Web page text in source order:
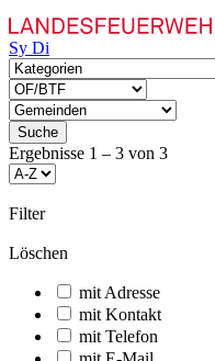
Sy Di
Suche
Ergebnisse 1 – 3 von 3
Filter
Löschen
mit Adresse
mit Kontakt
mit Telefon